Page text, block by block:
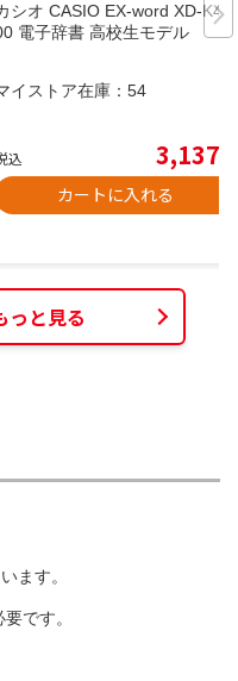
シオ CASIO EX-word XD-K47
電子辞書 高校生モデル
イストア在庫： 54
込 3,137
カートに入れる
っと見る
ます。
です。